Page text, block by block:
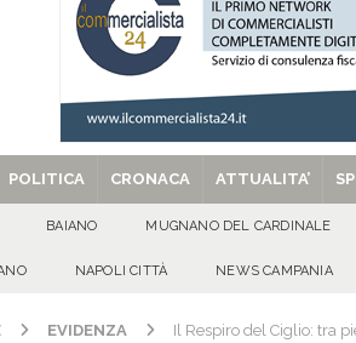
[ 08/08/2026 ] Avella: lutto per la
[ 29/08/2025 ] SANT’Oggi. Venerdì 29
POLITICA CRONACA ATTUALITA’
BAIANO MUGNANO DEL CARDINALE
NAPOLI CITTÀ NEWS CAMPANIA
EVIDENZA Il Respiro del Ciglio: tra